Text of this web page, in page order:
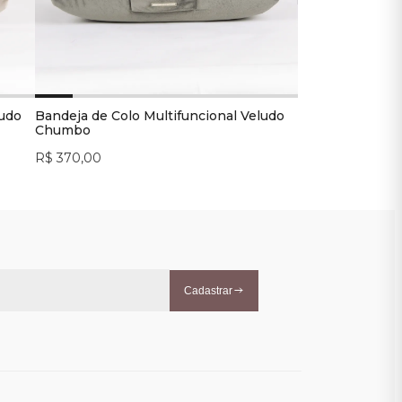
Bandeja de Colo Multifuncional Veludo
Chumbo
R$ 370,00
Cadastrar